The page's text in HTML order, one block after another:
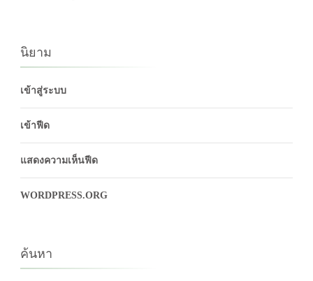
นิยาม
เข้าสู่ระบบ
เข้าฟีด
แสดงความเห็นฟีด
WORDPRESS.ORG
ค้นหา